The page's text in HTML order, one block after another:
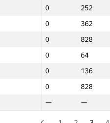
0
252
0
362
0
828
0
64
0
136
0
828
— —
0
252
0
362
0
828
0
64
0
136
0
828
— —